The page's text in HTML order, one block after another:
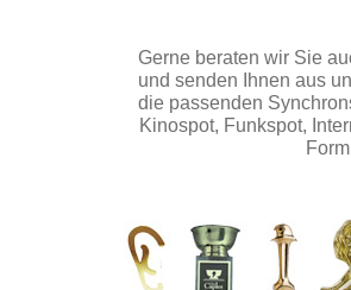
Gerne beraten wir Sie
und senden Ihnen aus
die passenden
Kinospot, Funkspot,